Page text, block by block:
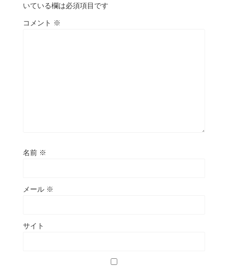
いている欄は必須項目です
コメント ※
名前 ※
メール ※
サイト